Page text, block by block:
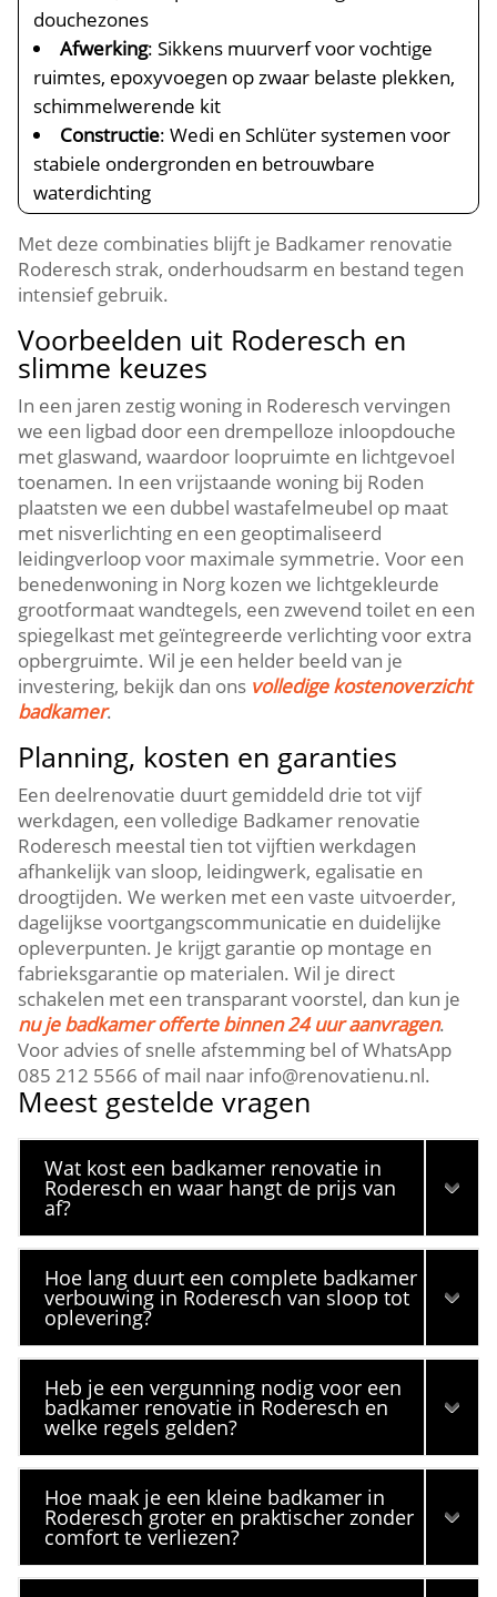
douchezones
Afwerking: Sikkens muurverf voor vochtige
ruimtes, epoxyvoegen op zwaar belaste plekken,
schimmelwerende kit
Constructie: Wedi en Schlüter systemen voor
stabiele ondergronden en betrouwbare
waterdichting
Met deze combinaties blijft je Badkamer renovatie
Roderesch strak, onderhoudsarm en bestand tegen
intensief gebruik.
Voorbeelden uit Roderesch en
slimme keuzes
In een jaren zestig woning in Roderesch vervingen
we een ligbad door een drempelloze inloopdouche
met glaswand, waardoor loopruimte en lichtgevoel
toenamen. In een vrijstaande woning bij Roden
plaatsten we een dubbel wastafelmeubel op maat
met nisverlichting en een geoptimaliseerd
leidingverloop voor maximale symmetrie. Voor een
benedenwoning in Norg kozen we lichtgekleurde
grootformaat wandtegels, een zwevend toilet en een
spiegelkast met geïntegreerde verlichting voor extra
opbergruimte. Wil je een helder beeld van je
investering, bekijk dan ons volledige kostenoverzicht
badkamer.
Planning, kosten en garanties
Een deelrenovatie duurt gemiddeld drie tot vijf
werkdagen, een volledige Badkamer renovatie
Roderesch meestal tien tot vijftien werkdagen
afhankelijk van sloop, leidingwerk, egalisatie en
droogtijden. We werken met een vaste uitvoerder,
dagelijkse voortgangscommunicatie en duidelijke
opleverpunten. Je krijgt garantie op montage en
fabrieksgarantie op materialen. Wil je direct
schakelen met een transparant voorstel, dan kun je
nu je badkamer offerte binnen 24 uur aanvragen.
Voor advies of snelle afstemming bel of WhatsApp
085 212 5566 of mail naar info@renovatienu.nl.
Meest gestelde vragen
Wat kost een badkamer renovatie in
Roderesch en waar hangt de prijs van
af?
Hoe lang duurt een complete badkamer
verbouwing in Roderesch van sloop tot
oplevering?
Heb je een vergunning nodig voor een
badkamer renovatie in Roderesch en
welke regels gelden?
Hoe maak je een kleine badkamer in
Roderesch groter en praktischer zonder
comfort te verliezen?